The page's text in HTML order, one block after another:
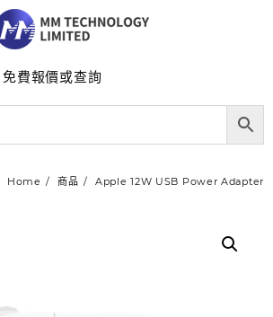
免費報價或查詢
Home 商品 Apple 12W USB Power Adapter